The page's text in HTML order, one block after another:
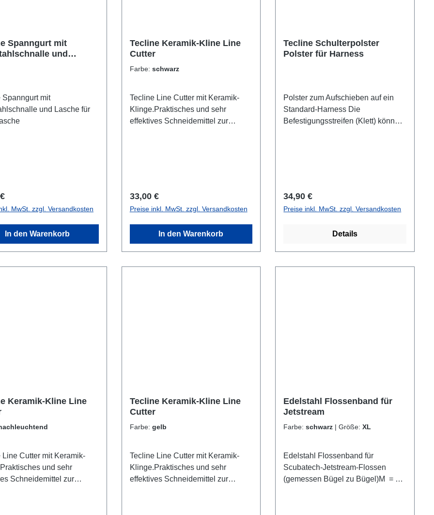
Spanngurt mit
und
Spanngurt mit
und Lasche für
Preis:
MwSt. zzgl. Versandkosten
In den Warenkorb
Tecline Keramik-Kline Line
Cutter
Farbe: schwarz
Tecline Line Cutter mit Keramik-
Klinge.Praktisches und sehr
effektives Schneidemittel zur
Regulärer Preis:
33,00 €
Preise inkl. MwSt. zzgl. Versandkosten
In den Warenkorb
Tecline Schulterpolster
Polster für Harness
Polster zum Aufschieben auf ein
Standard-Harness Die
Befestigungsstreifen (Klett) können
Regulärer Preis:
34,90 €
Preise inkl. MwSt. zzgl. Versandkosten
Details
Keramik-Kline Line
Line Cutter mit Keramik-
und sehr
Schneidemittel zur
Tecline Keramik-Kline Line
Cutter
Farbe: gelb
Tecline Line Cutter mit Keramik-
Klinge.Praktisches und sehr
effektives Schneidemittel zur
Edelstahl Flossenband für
Jetstream
Farbe:schwarz | Größe:XL
Edelstahl Flossenband für
Scubatech-Jetstream-Flossen
(gemessen Bügel zu Bügel)M =